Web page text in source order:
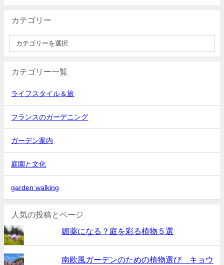
カテゴリー
カテゴリー一覧
ライフスタイル＆旅
フランスのガーデニング
ガーデン案内
庭園と文化
garden walking
人気の投稿とページ
媚薬になる？庭を彩る植物５選
南欧風ガーデンのための植物選び キョウ